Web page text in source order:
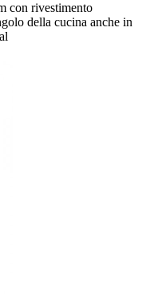
con rivestimento
della cucina anche in